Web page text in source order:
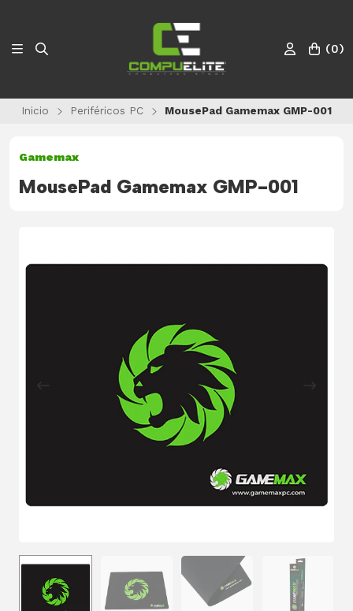
(0)
Inicio Periféricos PC MousePad Gamemax GMP-001
Gamemax
MousePad Gamemax GMP-001